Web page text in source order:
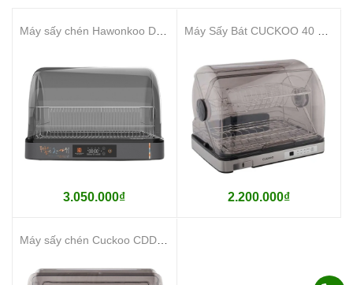
3.050.000₫ 2.200.000₫